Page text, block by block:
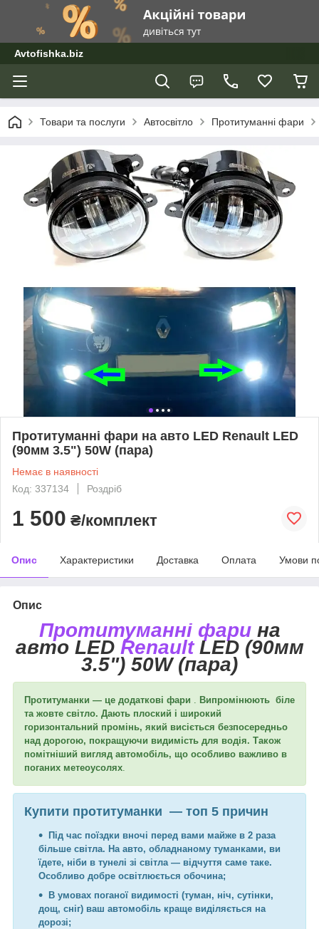
Avtofishka.biz
Товари та послуги Автосвітло Протитуманні фари
Протитуманні фари на авто LED Renault LED
(90мм 3.5") 50W (пара)
Немає в наявності
Код: 337134
Роздріб
1 500 ₴/комплект
Опис Характеристики Доставка Оплата Умови
Опис
Протитуманні фарина
авто LED RenaultLED (90мм
3.5") 50W (пара)
Протитуманки — це додаткові фари
Випромінюють біле
та жовте світло. Дають плоский і широкий
горизонтальний промінь, який висіється безпосередньо
над дорогою, покращуючи видимість для водія. Також
помітніший вигляд автомобіль, що особливо важливо в
поганих метеоусолях
Купити протитуманки — топ 5 причин
Під час поїздки вночі перед вами майже в 2 раза
більше світла. На авто, обладнаному туманками, ви
їдете, ніби в тунелі зі світла — відчуття саме таке.
Особливо добре освітлюється обочина;
В умовах поганої видимості (туман, ніч, сутінки,
дощ, сніг) ваш автомобіль краще виділяється на
дорозі;